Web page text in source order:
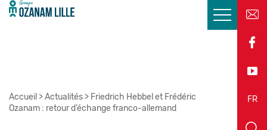
FR
EN
Accueil >Actualités > Friedrich Hebbel et Frédéric
Ozanam : retour d’échange franco-allemand